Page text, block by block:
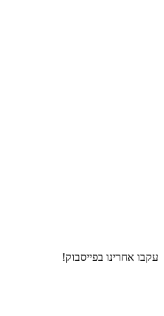
עקבו אחרינו בפייסבוק!